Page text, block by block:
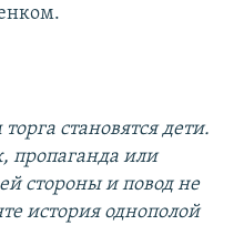
становятся дети.
пропаганда или
стороны и повод не
история однополой